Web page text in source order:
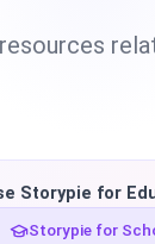
Storypie for
Storypie for